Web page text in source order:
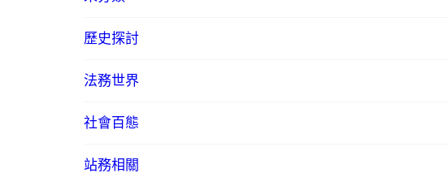
歷史探討
法務世界
社會百態
站務相關